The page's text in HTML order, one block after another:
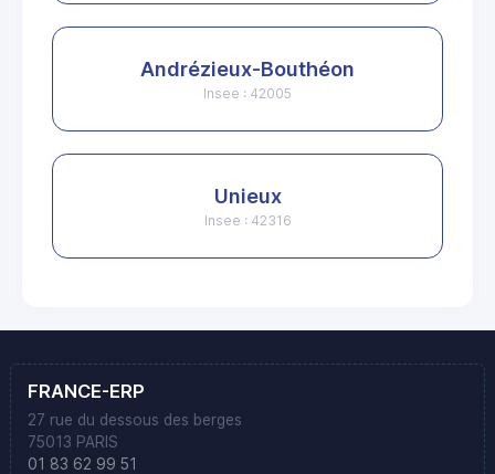
Andrézieux-Bouthéon
Insee : 42005
Unieux
Insee : 42316
FRANCE-ERP
27 rue du dessous des berges
75013 PARIS
01 83 62 99 51